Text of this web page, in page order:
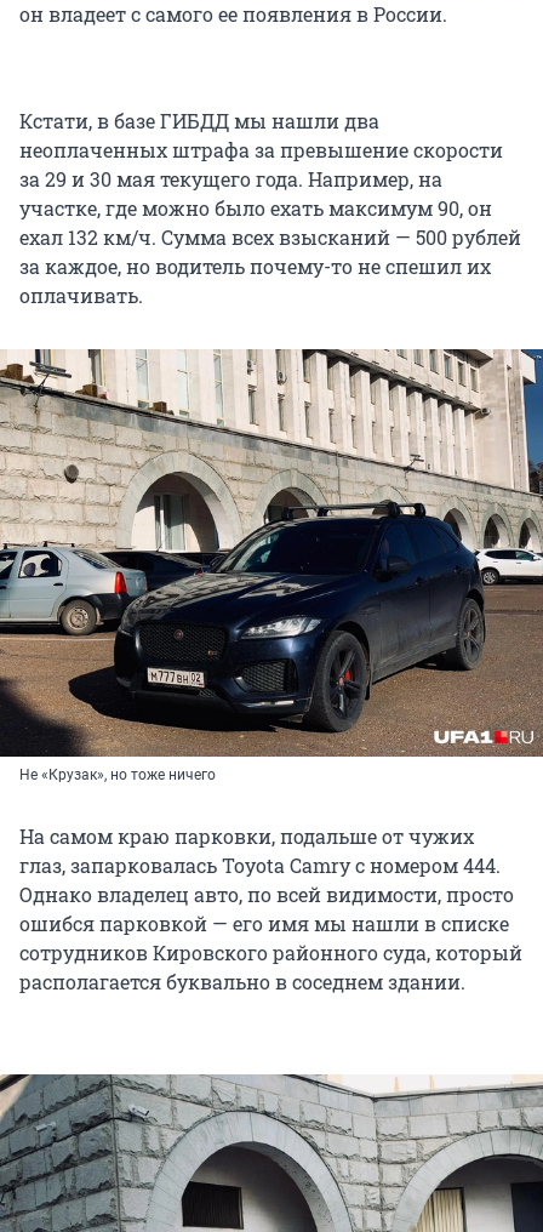
он владеет с самого ее появления в России.
Кстати, в базе ГИБДД мы нашли два
неоплаченных штрафа за превышение скорости
за 29 и 30 мая текущего года. Например, на
участке, где можно было ехать максимум 90, он
ехал 132 км/ч. Сумма всех взысканий — 500 рублей
за каждое, но водитель почему-то не спешил их
оплачивать.
Не «Крузак», но тоже ничего
На самом краю парковки, подальше от чужих
глаз, запарковалась Toyota Camry с номером 444.
Однако владелец авто, по всей видимости, просто
ошибся парковкой — его имя мы нашли в списке
сотрудников Кировского районного суда, который
располагается буквально в соседнем здании.